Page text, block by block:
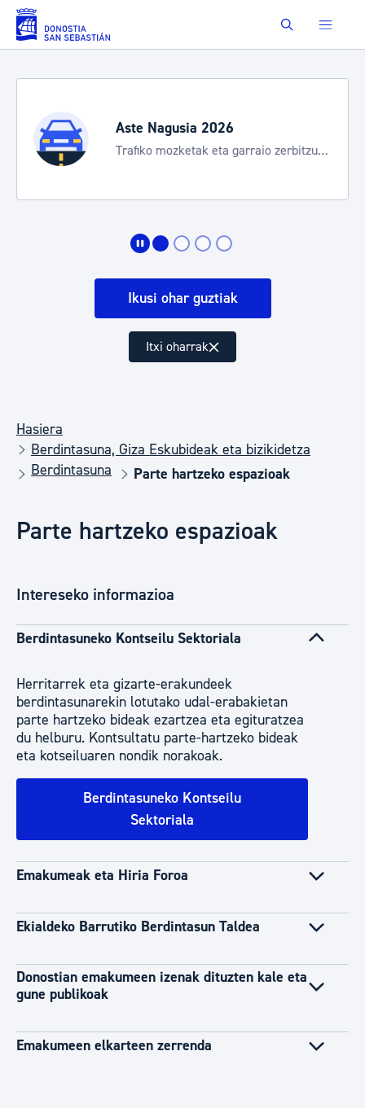
Eduki nagusira joan Buscar
Aste Nagusia 2026
Trafiko mozketak eta garraio zerbitzu
Ikusi ohar guztiak
Itxi oharrak
Hasiera
Berdintasuna, Giza Eskubideak eta bizikidetza
Berdintasuna
Parte hartzeko espazioak
Parte hartzeko espazioak
Intereseko informazioa
Berdintasuneko Kontseilu Sektoriala
Herritarrek eta gizarte-erakundeek
berdintasunarekin lotutako udal-erabakietan
parte hartzeko bideak ezartzea eta egituratzea
du helburu. Kontsultatu parte-hartzeko bideak
eta kotseiluaren nondik norakoak.
Berdintasuneko Kontseilu
Sektoriala
Emakumeak eta Hiria Foroa
Ekialdeko Barrutiko Berdintasun Taldea
Donostian emakumeen izenak dituzten kale eta
gune publikoak
Emakumeen elkarteen zerrenda